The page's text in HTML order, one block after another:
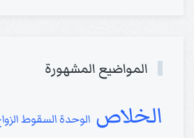
المواضيع المشهورة
الخلاص الوحدة السقوط